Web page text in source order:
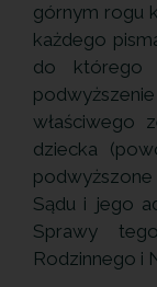
górnym rogu
każdego
do którego
właściwego
dziecka
Sądu i jego
Sprawy
Rodzinnego i